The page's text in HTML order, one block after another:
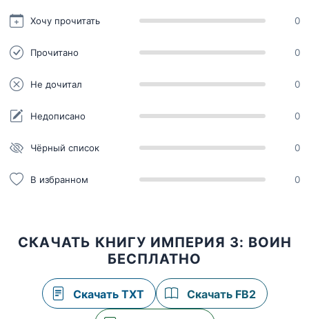
Хочу прочитать 0
Прочитано 0
Не дочитал 0
Недописано 0
Чёрный список 0
В избранном 0
СКАЧАТЬ КНИГУ ИМПЕРИЯ 3: ВОИН
БЕСПЛАТНО
Скачать TXT Скачать FB2